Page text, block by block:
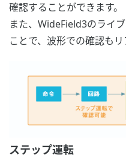
確認することができます。
また、WideField3のライ
ことで、波形での確認もリ
ステップ運転